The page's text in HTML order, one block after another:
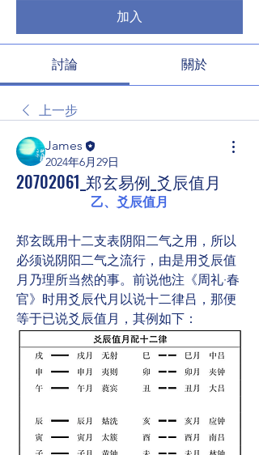
加入
討論 關於
上一步
James
2024年6月29日
20702061_郑玄易例_爻辰值月
乙、爻辰值月
郑玄既用十二支表阴阳二气之用，所以
必须说阴阳二气之流行，由是用爻辰值
月乃理所当然的事。前说他注《周礼·春
官》时用爻辰代月以说十二律吕，那便
等于已说爻辰值月，其例如下：